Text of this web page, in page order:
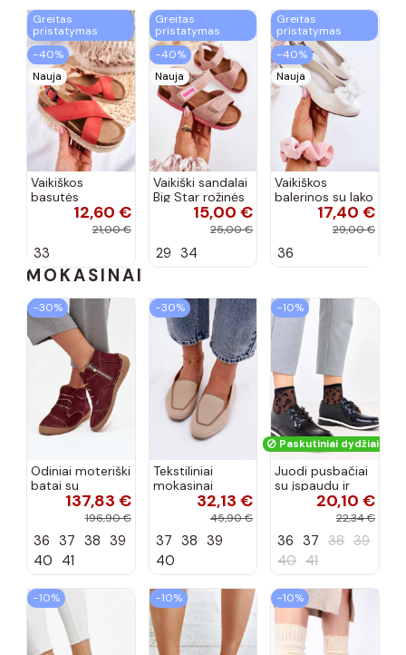
Greitas
pristatymas
−40%
Nauja
Vaikiškos
basutės
koralinės12,60 €
21,00 €
33
Greitas
pristatymas
−40%
Nauja
Vaikiški sandalai
Big Star rožinės
spalvos15,00 €
25,00 €
29 34
Greitas
pristatymas
−40%
Nauja
Vaikiškos
balerinos su lako
efektu ir
kaspinais baltos
17,40 €
29,00 €
36
MOKASINAI
−30%
Odiniai moteriški
batai su
siūlėmis, pilies
tipo, Artiker
spalvos
137,83 €
196,90 €
36 37 38 39
40 41
−30%
Tekstiliniai
mokasinai
smėlio spalvos
32,13 €
45,90 €
37 38 39
40
−10%
Paskutiniai dydžiai!
Juodi pusbačiai
su įspaudu ir
kvadratiniu
priekiu Kerawa
20,10 €
22,34 €
36 37 38 39
40 41
−10% −10% −10%